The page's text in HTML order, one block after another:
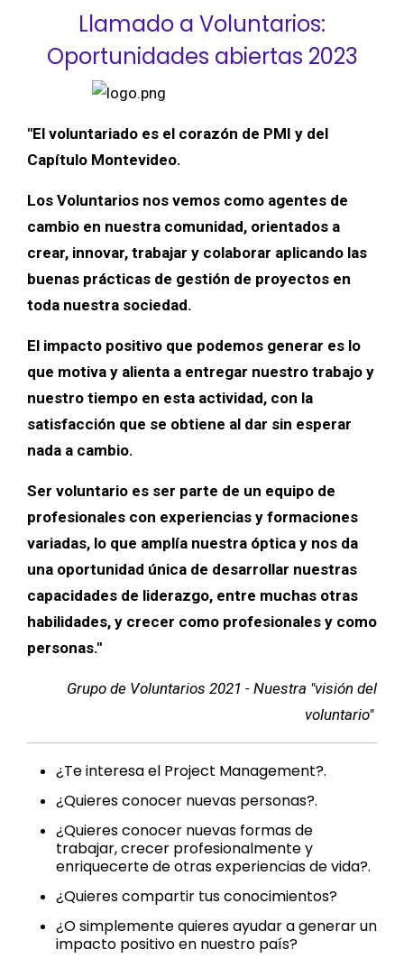
Llamado a Voluntarios:
Oportunidades abiertas 2023
"El voluntariado es el corazón de PMI y del
Capítulo Montevideo.
Los Voluntarios nos vemos como agentes de
cambio en nuestra comunidad, orientados a
crear, innovar, trabajar y colaborar aplicando las
buenas prácticas de gestión de proyectos en
toda nuestra sociedad.
El impacto positivo que podemos generar es lo
que motiva y alienta a entregar nuestro trabajo y
nuestro tiempo en esta actividad, con la
satisfacción que se obtiene al dar sin esperar
nada a cambio.
Ser voluntario es ser parte de un equipo de
profesionales con experiencias y formaciones
variadas, lo que amplía nuestra óptica y nos da
una oportunidad única de desarrollar nuestras
capacidades de liderazgo, entre muchas otras
habilidades, y crecer como profesionales y como
personas."
Grupo de Voluntarios 2021 - Nuestra "visión del
voluntario"
¿Te interesa el Project Management?.
¿Quieres conocer nuevas personas?.
¿Quieres conocer nuevas formas de
trabajar, crecer profesionalmente y
enriquecerte de otras experiencias de vida?.
¿Quieres compartir tus conocimientos?
¿O simplemente quieres ayudar a generar un
impacto positivo en nuestro país?